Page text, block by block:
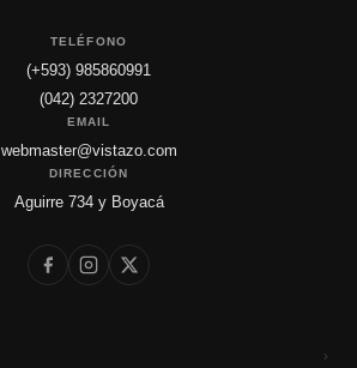
TELÉFONO
(+593) 985860991
(042) 2327200
EMAIL
webmaster@vistazo.com
DIRECCIÓN
Aguirre 734 y Boyacá
›